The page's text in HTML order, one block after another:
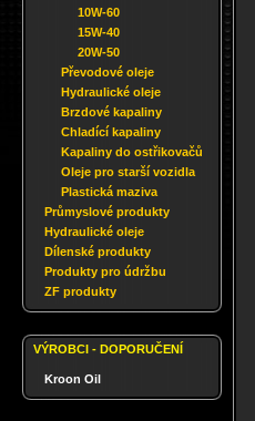
10W-60
15W-40
20W-50
Převodové oleje
Hydraulické oleje
Brzdové kapaliny
Chladící kapaliny
Kapaliny do ostřikovačů
Oleje pro starší vozidla
Plastická maziva
Průmyslové produkty
Hydraulické oleje
Dílenské produkty
Produkty pro údržbu
ZF produkty
VÝROBCI - DOPORUČENÍ
Kroon Oil